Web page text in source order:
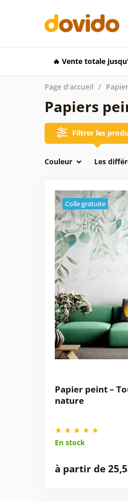
🔥 Vente totale
Page d’accueil
Papiers
Filtrer les
Couleur Les
Colle gratuite
Papier peint –
nature
En stock
à partir de